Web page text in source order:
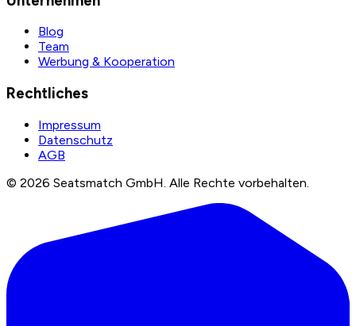
Blog
Team
Werbung & Kooperation
Rechtliches
Impressum
Datenschutz
AGB
© 2026 Seatsmatch GmbH. Alle Rechte vorbehalten.